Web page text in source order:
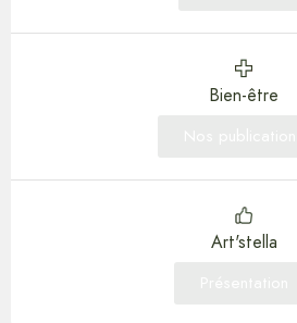
Bien-être
Art'stella